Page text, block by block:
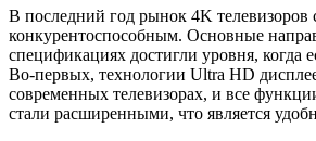
В последний год рынок 4K телевизоров
конкурентоспособным. Основные
спецификациях достигли уровня, когда
Во-первых, технологии Ultra HD
современных телевизорах, и все
стали расширенными, что является